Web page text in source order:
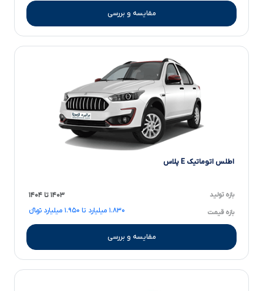
مقایسه و بررسی
اطلس اتوماتیک E پلاس
بازه تولید ۱۴۰۳ تا ۱۴۰۴
بازه قیمت ۱.۸۳۰ میلیارد تا ۱.۹۵۰ میلیارد تومانءءء
مقایسه و بررسی